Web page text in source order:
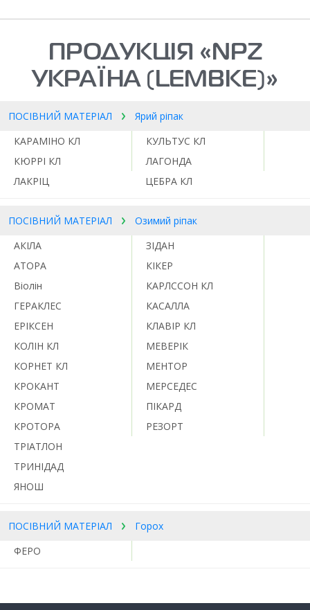
ПРОДУКЦІЯ «NPZ
УКРАЇНА (LEMBKE)»
ПОСІВНИЙ МАТЕРІАЛ
Ярий ріпак
КАРАМІНО КЛ
КУЛЬТУС КЛ
КЮРРІ КЛ
ЛАГОНДА
ЛАКРІЦ
ЦЕБРА КЛ
ПОСІВНИЙ МАТЕРІАЛ
Озимий ріпак
АКІЛА
АТОРА
Віолін
ГЕРАКЛЕС
ЕРІКСЕН
ЗІДАН
КІКЕР
КАРЛССОН КЛ
КАСАЛЛА
КЛАВІР КЛ
КОЛІН КЛ
КОРНЕТ КЛ
КРОКАНТ
КРОМАТ
КРОТОРА
МЕВЕРІК
МЕНТОР
МЕРСЕДЕС
ПІКАРД
РЕЗОРТ
ТРІАТЛОН
ТРИНІДАД
ЯНОШ
ПОСІВНИЙ МАТЕРІАЛ
Горох
ФЕРО